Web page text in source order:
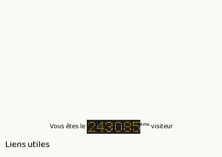
Vous êtes le èmevisiteur
Liens utiles